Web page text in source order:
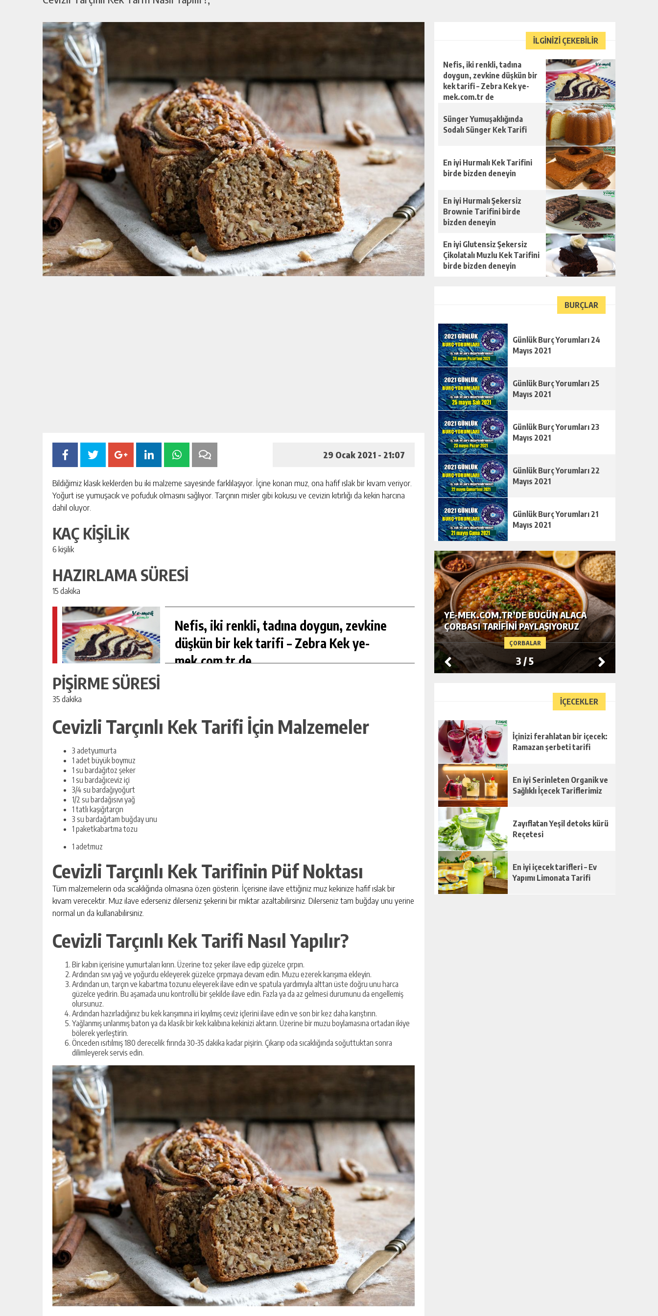
29 Ocak 2021 - 21:07
Bildiğimiz klasik keklerden bu iki malzeme sayesinde farklılaşıyor. İçine konan muz, ona hafif ıslak bir kıvam veriyor.
Yoğurt ise yumuşacık ve pofuduk olmasını sağlıyor. Tarçının misler gibi kokusu ve cevizin kıtırlığı da kekin harcına
dahil oluyor.
KAÇ KİŞİLİK
6 kişilik
HAZIRLAMA SÜRESİ
15 dakika
Nefis, iki renkli, tadına doygun, zevkine
düşkün bir kek tarifi – Zebra Kek ye-
mek.com.tr de
PİŞİRME SÜRESİ
35 dakika
Cevizli Tarçınlı Kek Tarifi İçin Malzemeler
3 adetyumurta
1 adet büyük boymuz
1 su bardağıtoz şeker
1 su bardağıceviz içi
3/4 su bardağıyoğurt
1/2 su bardağısıvı yağ
1 tatlı kaşığıtarçın
3 su bardağıtam buğday unu
1 paketkabartma tozu
1 adetmuz
Cevizli Tarçınlı Kek Tarifinin Püf Noktası
Tüm malzemelerin oda sıcaklığında olmasına özen gösterin. İçerisine ilave ettiğiniz muz kekinize hafif ıslak bir
kıvam verecektir. Muz ilave ederseniz dilerseniz şekerini bir miktar azaltabilirsiniz. Dilerseniz tam buğday unu yerine
normal un da kullanabilirsiniz.
Cevizli Tarçınlı Kek Tarifi Nasıl Yapılır?
Bir kabın içerisine yumurtaları kırın. Üzerine toz şeker ilave edip güzelce çırpın.
Ardından sıvı yağ ve yoğurdu ekleyerek güzelce çırpmaya devam edin. Muzu ezerek karışıma ekleyin.
Ardından un, tarçın ve kabartma tozunu eleyerek ilave edin ve spatula yardımıyla alttan üste doğru unu harca
güzelce yedirin. Bu aşamada unu kontrollü bir şekilde ilave edin. Fazla ya da az gelmesi durumunu da engellemiş
olursunuz.
Ardından hazırladığınız bu kek karışımına iri kıyılmış ceviz içlerini ilave edin ve son bir kez daha karıştırın.
Yağlanmış unlanmış baton ya da klasik bir kek kalıbına kekinizi aktarın. Üzerine bir muzu boylamasına ortadan ikiye
bölerek yerleştirin.
Önceden ısıtılmış 180 derecelik fırında 30-35 dakika kadar pişirin. Çıkarıp oda sıcaklığında soğuttuktan sonra
dilimleyerek servis edin.
İLGİNİZİ ÇEKEBİLİR
Nefis, iki renkli, tadına
doygun, zevkine düşkün bir
kek tarifi – Zebra Kek ye-
mek.com.tr de
Sünger Yumuşaklığında
Sodalı Sünger Kek Tarifi
En iyi Hurmalı Kek Tarifini
birde bizden deneyin
En iyi Hurmalı Şekersiz
Brownie Tarifini birde
bizden deneyin
En iyi Glutensiz Şekersiz
Çikolatalı Muzlu Kek Tarifini
birde bizden deneyin
BURÇLAR
Günlük Burç Yorumları 24
Mayıs 2021
Günlük Burç Yorumları 25
Mayıs 2021
Günlük Burç Yorumları 23
Mayıs 2021
Günlük Burç Yorumları 22
Mayıs 2021
Günlük Burç Yorumları 21
Mayıs 2021
ÇORBALAR
LOKANTA USULÜ TERBIYELI KÖFTE
ÇORBASI TARIFI
ÇORBALAR
MERCIMEK ÇORBASI TARIFI
ÇORBALAR
YE-MEK.COM.TR’DE BUGÜN ALACA
ÇORBASI TARIFINI PAYLAŞIYORUZ
3 /5
İÇECEKLER
İçinizi ferahlatan bir içecek:
Ramazan şerbeti tarifi
En iyi Serinleten Organik ve
Sağlıklı İçecek Tariflerimiz
Zayıflatan Yeşil detoks kürü
Reçetesi
En iyi içecek tarifleri – Ev
Yapımı Limonata Tarifi